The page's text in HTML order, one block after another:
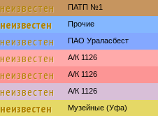
неизвестен ПАТП №1
неизвестен Прочие
неизвестен ПАО Ураласбест
неизвестен А/К 1126
неизвестен А/К 1126
неизвестен А/К 1126
неизвестен Музейные (Уфа)